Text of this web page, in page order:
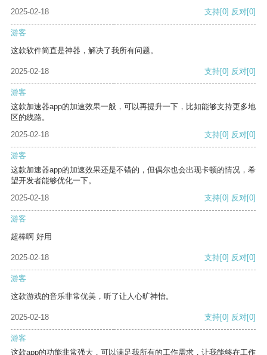
2025-02-18
支持[0] 反对[0]
游客
这款软件简直是神器，解决了我所有问题。
2025-02-18 支持[0] 反对[0]
游客
这款加速器app的加速效果一般，可以再提升一下，比如能够支持更多地
区的线路。
2025-02-18
支持[0] 反对[0]
游客
这款加速器app的加速效果还是不错的，但偶尔也会出现卡顿的情况，希
望开发者能够优化一下。
2025-02-18
支持[0] 反对[0]
游客
超棒啊 好用
2025-02-18 支持[0] 反对[0]
游客
这款游戏的音乐非常优美，听了让人心旷神怡。
2025-02-18 支持[0] 反对[0]
游客
这款app的功能非常强大，可以满足我所有的工作需求，让我能够在工作